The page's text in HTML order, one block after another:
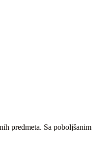
predmeta. Sa poboljšanim